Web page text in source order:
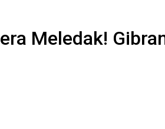
Meledak!